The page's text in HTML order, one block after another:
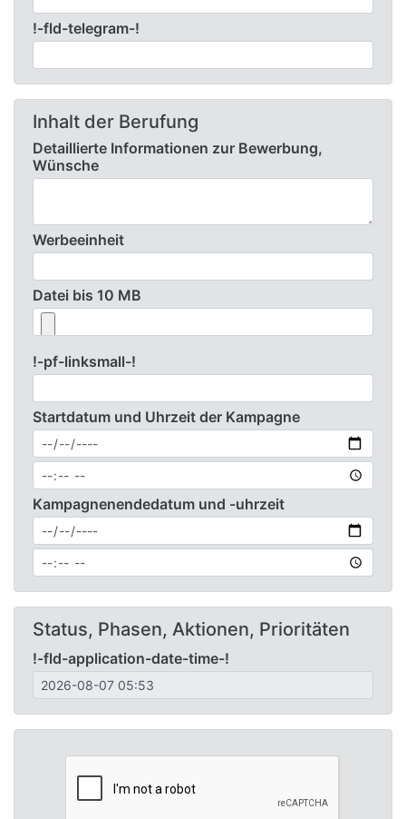
!-fld-telegram-!
Inhalt der Berufung
Detaillierte Informationen zur Bewerbung,
Wünsche
Werbeeinheit
Datei bis 10 MB
!-pf-linksmall-!
Startdatum und Uhrzeit der Kampagne
Kampagnenendedatum und -uhrzeit
Status, Phasen, Aktionen, Prioritäten
!-fld-application-date-time-!